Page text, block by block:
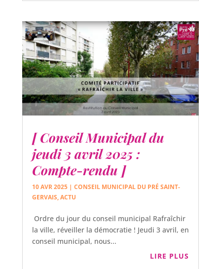
[ Conseil Municipal du
jeudi 3 avril 2025 :
Compte-rendu ]
10 AVR 2025| CONSEIL MUNICIPAL DU PRÉ SAINT-
GERVAIS,ACTU
Ordre du jour du conseil municipal Rafraîchir
la ville, réveiller la démocratie ! Jeudi 3 avril, en
conseil municipal, nous...
LIRE PLUS